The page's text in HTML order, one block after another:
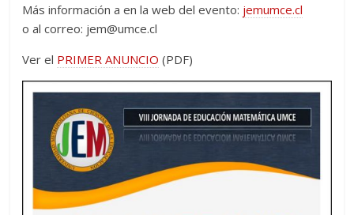
Más información a en la web del evento: jemumce.cl
o al correo: jem@umce.cl
Ver el PRIMER ANUNCIO (PDF)